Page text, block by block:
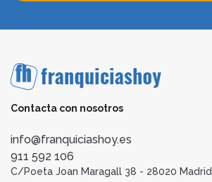
Contacta con nosotros
info@franquiciashoy.es
911 592 106
C/Poeta Joan Maragall 38 - 28020 Madrid